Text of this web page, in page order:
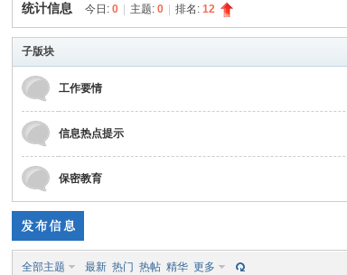
百
色|
»
统计信息 今日:0 主题:0 排名:12
子版块
工作要情
信息热点提示
保密教育
全部主题 最新 热门 热帖 精华 更多